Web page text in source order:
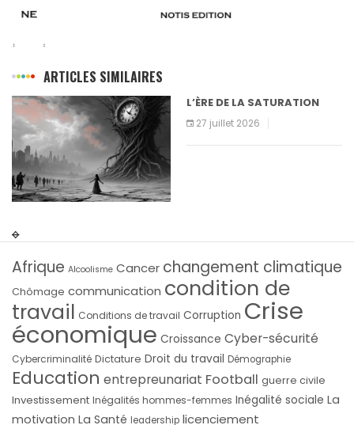
ARTICLES SIMILAIRES
L’ÈRE DE LA SATURATION
27 juillet 2026
Afrique Alcoolisme Cancer changement climatique
Chômage communication condition de
travail Conditions de travail Corruption Crise
économique Croissance Cyber-sécurité
Cybercriminalité Dictature Droit du travail Démographie
Education entrepreunariat Football guerre civile
Investissement Inégalités hommes-femmes Inégalité sociale La
motivation La Santé leadership licenciement